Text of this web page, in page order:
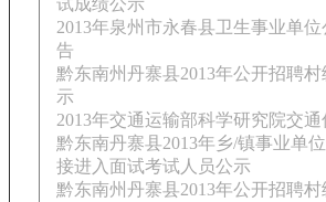
试成绩公示
2013年泉州市永春县卫生事业单
告
黔东南州丹寨县2013年公开招聘
示
2013年交通运输部科学研究院交
黔东南丹寨县2013年乡/镇事业单
接进入面试考试人员公示
黔东南州丹寨县2013年公开招聘